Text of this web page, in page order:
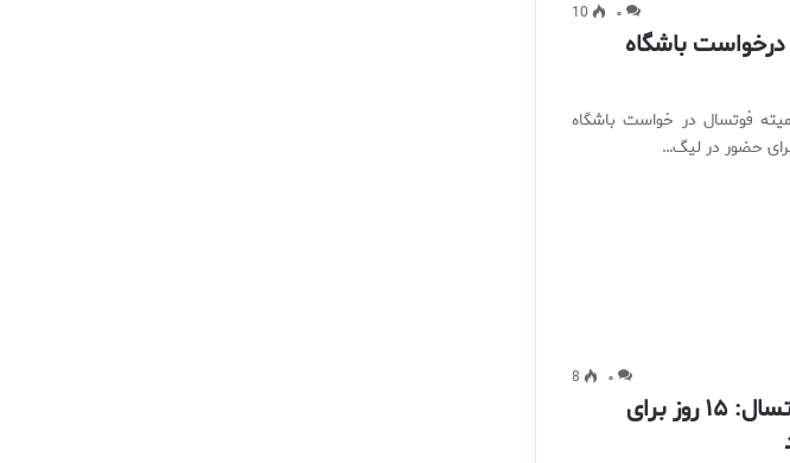
۰ 10
باشگاه
فوتسال در خواست باشگاه
۰ 8
نامه رویانیان به کمیته فوتسال: ۱۵ روز برای